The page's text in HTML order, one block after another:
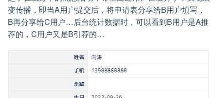
变传播，即当A用户提交后，将申请表分享给B用户填写，
B再分享给C用户…后台统计数据时，可以看到B用户是A推
荐的，C用户又是B引荐的…